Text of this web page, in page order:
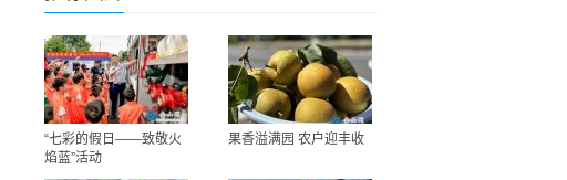
“七彩的假日——致敬火
焰蓝”活动
果香溢满园 农户迎丰收